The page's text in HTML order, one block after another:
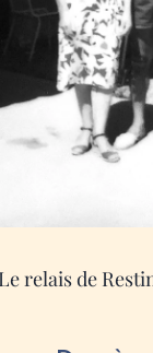
Le relais de